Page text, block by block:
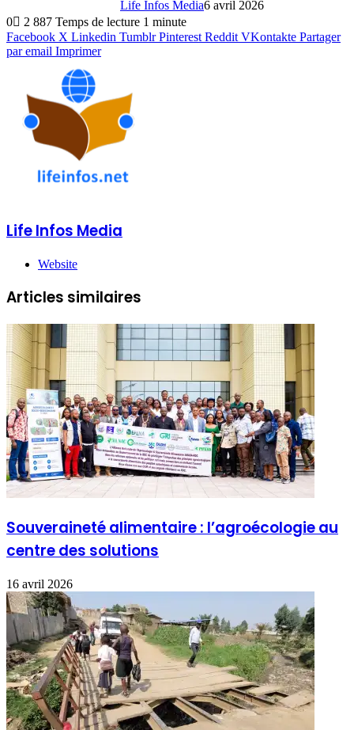
Life Infos Media6 avril 2026
0
2 887 Temps de lecture 1 minute
Facebook X Linkedin Tumblr Pinterest Reddit VKontakte Partager
par email Imprimer
Life Infos Media
Website
Articles similaires
Souveraineté alimentaire : l’agroécologie au
centre des solutions
16 avril 2026